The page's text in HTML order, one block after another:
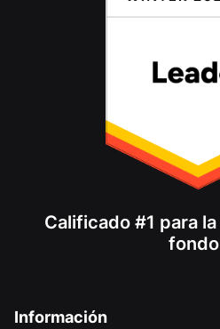
Calificado #1 para
Información